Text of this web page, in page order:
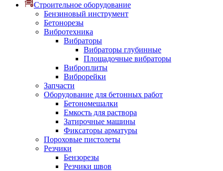
Строительное оборудование
Бензиновый инструмент
Бетонорезы
Вибротехника
Вибраторы
Вибраторы глубинные
Площадочные вибраторы
Виброплиты
Виброрейки
Запчасти
Оборудование для бетонных работ
Бетономешалки
Емкость для раствора
Затирочные машины
Фиксаторы арматуры
Пороховые пистолеты
Резчики
Бензорезы
Резчики швов